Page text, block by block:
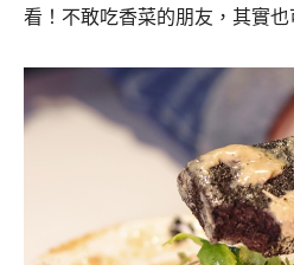
看！不敢吃香菜的朋友，其實也